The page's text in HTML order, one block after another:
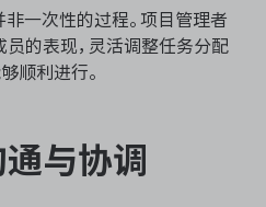
一次性的过程。项目管理者
的表现，灵活调整任务分配
顺利进行。
与协调